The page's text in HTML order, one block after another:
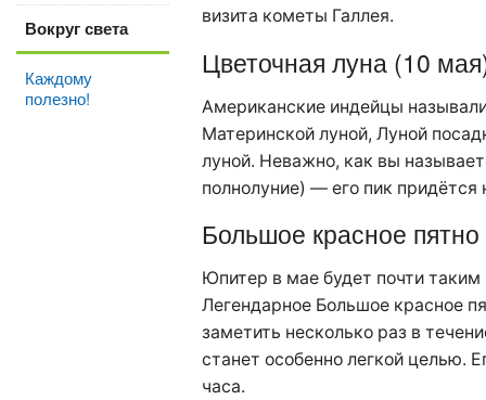
Вокруг света
Каждому
полезно!
визита кометы Галлея.
Цветочная луна (10
Американские индейцы
Материнской луной, Луной
луной. Неважно, как вы
полнолуние) — его пик придётся
Большое красное
Юпитер в мае будет почти
Легендарное Большое красное
заметить несколько раз в
станет особенно легкой целью.
часа.